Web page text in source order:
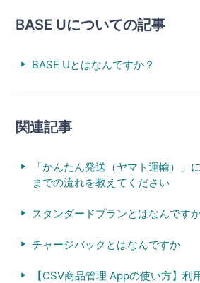
BASE Uについての記事
BASE Uとはなんですか？
関連記事
「かんたん発送（ヤマト運輸）」
までの流れを教えてください
スタンダードプランとはなんです
チャージバックとはなんですか
【CSV商品管理 Appの使い方】利